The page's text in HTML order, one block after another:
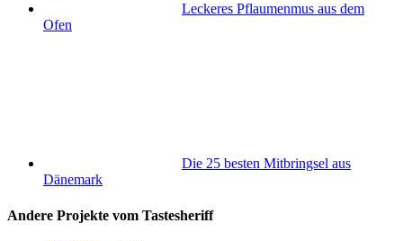
Leckeres Pflaumenmus aus dem
Ofen
Die 25 besten Mitbringsel aus
Dänemark
Andere Projekte vom Tastesheriff